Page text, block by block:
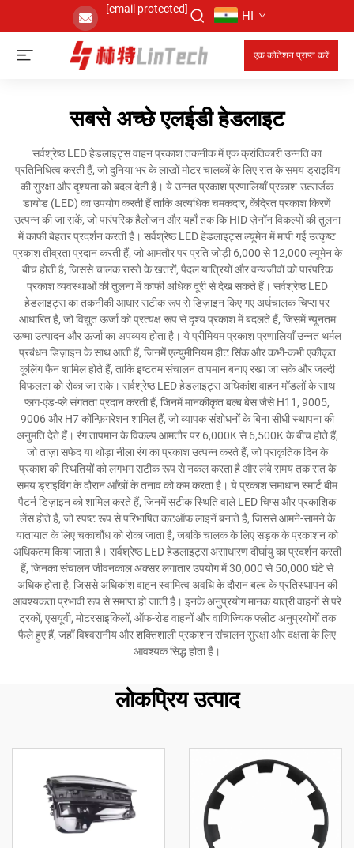
[email protected] HI
एक कोटेशन प्राप्त करें
सबसे अच्छे एलईडी हेडलाइट
सर्वश्रेष्ठ LED हेडलाइट्स वाहन प्रकाश तकनीक में एक क्रांतिकारी उन्नति का
प्रतिनिधित्व करती हैं, जो दुनिया भर के लाखों मोटर चालकों के लिए रात के समय ड्राइविंग
की सुरक्षा और दृश्यता को बदल देती हैं। ये उन्नत प्रकाश प्रणालियाँ प्रकाश-उत्सर्जक
डायोड (LED) का उपयोग करती हैं ताकि अत्यधिक चमकदार, केंद्रित प्रकाश किरणें
उत्पन्न की जा सकें, जो पारंपरिक हैलोजन और यहाँ तक कि HID ज़ेनॉन विकल्पों की तुलना
में काफी बेहतर प्रदर्शन करती हैं। सर्वश्रेष्ठ LED हेडलाइट्स ल्यूमेन में मापी गई उत्कृष्ट
प्रकाश तीव्रता प्रदान करती हैं, जो आमतौर पर प्रति जोड़ी 6,000 से 12,000 ल्यूमेन के
बीच होती है, जिससे चालक रास्ते के खतरों, पैदल यात्रियों और वन्यजीवों को पारंपरिक
प्रकाश व्यवस्थाओं की तुलना में काफी अधिक दूरी से देख सकते हैं। सर्वश्रेष्ठ LED
हेडलाइट्स का तकनीकी आधार सटीक रूप से डिज़ाइन किए गए अर्धचालक चिप्स पर
आधारित है, जो विद्युत ऊर्जा को प्रत्यक्ष रूप से दृश्य प्रकाश में बदलते हैं, जिसमें न्यूनतम
ऊष्मा उत्पादन और ऊर्जा का अपव्यय होता है। ये प्रीमियम प्रकाश प्रणालियाँ उन्नत थर्मल
प्रबंधन डिज़ाइन के साथ आती हैं, जिनमें एल्युमीनियम हीट सिंक और कभी-कभी एकीकृत
कूलिंग फैन शामिल होते हैं, ताकि इष्टतम संचालन तापमान बनाए रखा जा सके और जल्दी
विफलता को रोका जा सके। सर्वश्रेष्ठ LED हेडलाइट्स अधिकांश वाहन मॉडलों के साथ
प्लग-एंड-प्ले संगतता प्रदान करती हैं, जिनमें मानकीकृत बल्ब बेस जैसे H11, 9005,
9006 और H7 कॉन्फ़िगरेशन शामिल हैं, जो व्यापक संशोधनों के बिना सीधी स्थापना की
अनुमति देते हैं। रंग तापमान के विकल्प आमतौर पर 6,000K से 6,500K के बीच होते हैं,
जो ताज़ा सफेद या थोड़ा नीला रंग का प्रकाश उत्पन्न करते हैं, जो प्राकृतिक दिन के
प्रकाश की स्थितियों को लगभग सटीक रूप से नकल करता है और लंबे समय तक रात के
समय ड्राइविंग के दौरान आँखों के तनाव को कम करता है। ये प्रकाश समाधान स्मार्ट बीम
पैटर्न डिज़ाइन को शामिल करते हैं, जिनमें सटीक स्थिति वाले LED चिप्स और प्रकाशिक
लेंस होते हैं, जो स्पष्ट रूप से परिभाषित कटऑफ लाइनें बनाते हैं, जिससे आमने-सामने के
यातायात के लिए चकाचौंध को रोका जाता है, जबकि चालक के लिए सड़क के प्रकाशन को
अधिकतम किया जाता है। सर्वश्रेष्ठ LED हेडलाइट्स असाधारण दीर्घायु का प्रदर्शन करती
हैं, जिनका संचालन जीवनकाल अक्सर लगातार उपयोग में 30,000 से 50,000 घंटे से
अधिक होता है, जिससे अधिकांश वाहन स्वामित्व अवधि के दौरान बल्ब के प्रतिस्थापन की
आवश्यकता प्रभावी रूप से समाप्त हो जाती है। इनके अनुप्रयोग मानक यात्री वाहनों से परे
ट्रकों, एसयूवी, मोटरसाइकिलों, ऑफ-रोड वाहनों और वाणिज्यिक फ्लीट अनुप्रयोगों तक
फैले हुए हैं, जहाँ विश्वसनीय और शक्तिशाली प्रकाशन संचालन सुरक्षा और दक्षता के लिए
आवश्यक सिद्ध होता है।
लोकप्रिय उत्पाद